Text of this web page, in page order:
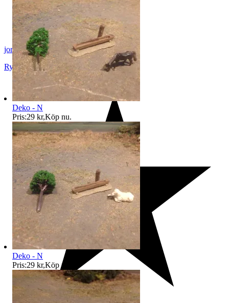
jon-52
Rydaholm,Sverige
Deko - N
Pris:29 kr,Köp nu.
Deko - N
Pris:29 kr,Köp nu